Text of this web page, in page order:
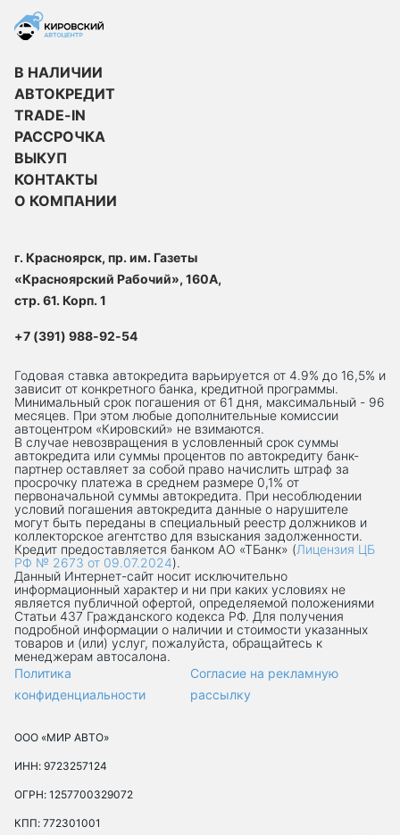
В НАЛИЧИИ
АВТОКРЕДИТ
TRADE-IN
РАССРОЧКА
ВЫКУП
КОНТАКТЫ
О КОМПАНИИ
г. Красноярск, пр. им. Газеты
«Красноярский Рабочий», 160А,
стр. 61. Корп. 1
+7 (391) 988-92-54
Годовая ставка автокредита варьируется от 4.9% до 16,5% и
зависит от конкретного банка, кредитной программы.
Минимальный срок погашения от 61 дня, максимальный - 96
месяцев. При этом любые дополнительные комиссии
автоцентром «Кировский» не взимаются.
В случае невозвращения в условленный срок суммы
автокредита или суммы процентов по автокредиту банк-
партнер оставляет за собой право начислить штраф за
просрочку платежа в среднем размере 0,1% от
первоначальной суммы автокредита. При несоблюдении
условий погашения автокредита данные о нарушителе
могут быть переданы в специальный реестр должников и
коллекторское агентство для взыскания задолженности.
Кредит предоставляется банком АО «ТБанк» (Лицензия ЦБ
РФ № 2673 от 09.07.2024).
Данный Интернет-сaйт носит исключительно
информационный характер и ни при каких условиях не
является публичной офертой, определяемой положениями
Статьи 437 Гражданского кодекса РФ. Для получения
подробной информации о наличии и стоимости указанных
товаров и (или) услуг, пожалуйста, обращайтесь к
менеджерам автосалона.
Политика
конфиденциальности
Согласие на рекламную
рассылку
ООО «МИР АВТО»
ИНН: 9723257124
ОГРН: 1257700329072
КПП: 772301001